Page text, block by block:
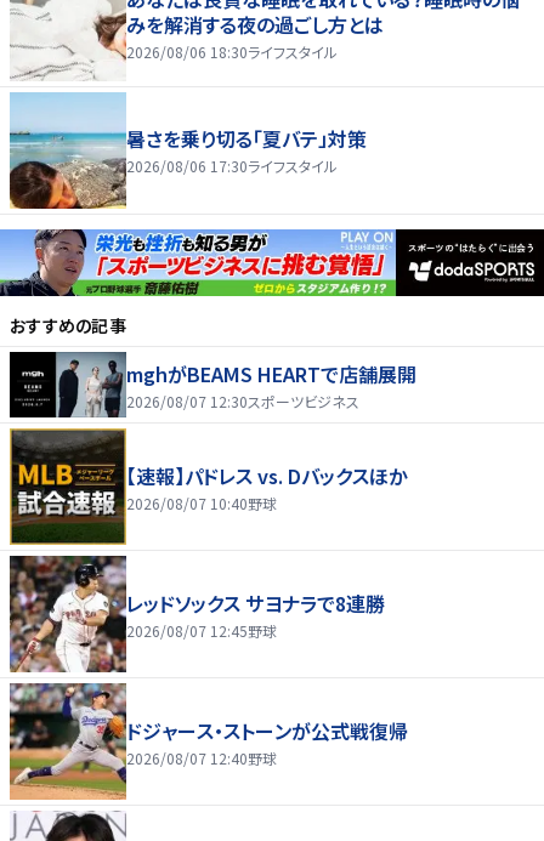
みを解消する夜の過ごし方とは
2026/08/06 18:30ライフスタイル
暑さを乗り切る「夏バテ」対策
2026/08/06 17:30ライフスタイル
おすすめの記事
mghがBEAMS HEARTで店舗展開
2026/08/07 12:30スポーツビジネス
【速報】パドレス vs. Dバックスほか
2026/08/07 10:40野球
レッドソックス サヨナラで8連勝
2026/08/07 12:45野球
ドジャース・ストーンが公式戦復帰
2026/08/07 12:40野球